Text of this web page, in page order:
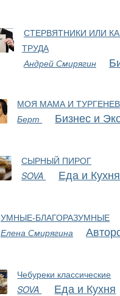
СТЕРВЯТНИКИ ИЛИ
ТРУДА
Андрей Смирягин
МОЯ МАМА И ТУРГЕНЕВ
Берт Бизнес и
СЫРНЫЙ ПИРОГ
SOVA Еда и Кухня
УМНЫЕ-БЛАГОРАЗУМНЫЕ
Елена Смирягина
Чебуреки классические
SOVA Еда и Кухня